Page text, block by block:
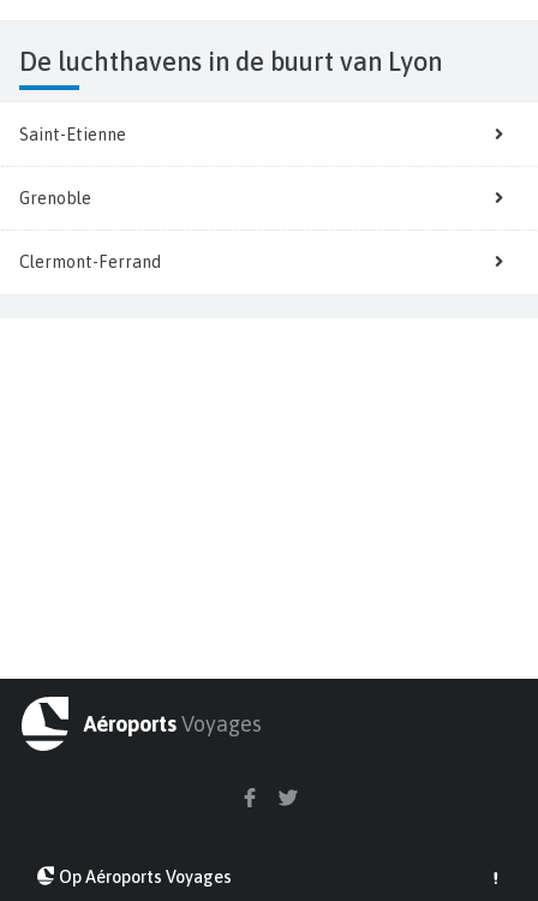
De luchthavens in de buurt van Lyon
Saint-Etienne
Grenoble
Clermont-Ferrand
AéroportsVoyages
Op Aéroports Voyages